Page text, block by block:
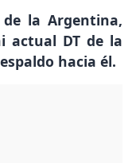
la Argentina,
actual DT de la
hacia él.